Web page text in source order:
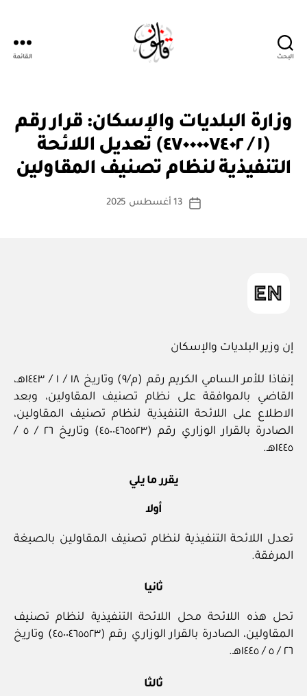
البحث القائمة
التصنيفاتق
روزارة البلديات والإسكان: قرار رقم
(١ / ٤٧٠٠٠٠٧٤٠٢) تعديل اللائحة
التنفيذية لنظام تصنيف المقاولين
كاتب
بو
س
ة
تاريخ
13 أغسطس 2025
إن وزير البلديات والإسكان
إنفاذا للأمر السامي الكريم رقم (م/٩) وتاريخ ١٨ / ١ / ١٤٤٣هـ،
القاضي بالموافقة على نظام تصنيف المقاولين، وبعد
الاطلاع على اللائحة التنفيذية لنظام تصنيف المقاولين،
الصادرة بالقرار الوزاري رقم (٤٥٠٠٤٦٥٥٢٣) وتاريخ ٢٦ / ٥ /
١٤٤٥هـ.
يقرر ما يلي
أولا
تعدل اللائحة التنفيذية لنظام تصنيف المقاولين بالصيغة
المرفقة.
ثانيا
تحل هذه اللائحة محل اللائحة التنفيذية لنظام تصنيف
المقاولين، الصادرة بالقرار الوزاري رقم (٤٥٠٠٤٦٥٥٢٣) وتاريخ
٢٦ / ٥ / ١٤٤٥هـ.
ثالثا